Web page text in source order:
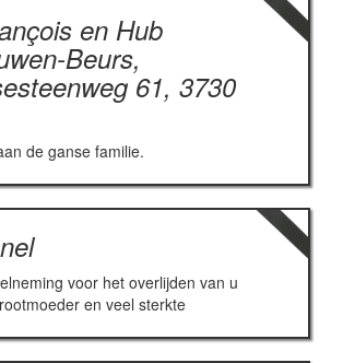
en Hub
Beurs,
61, 3730
de ganse familie.
voor het overlijden van u
en veel sterkte